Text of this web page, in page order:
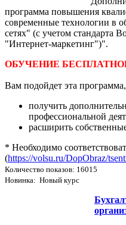
программа повышения
современные технологии в
сетях" (с учетом стандарта
"Интернет-маркетинг")".
ОБУЧЕНИЕ
Вам подойдет эта
получить
профессиональной
расширить
* Необходимо
(https://volsu.ru/DopObraz/
Количество показов: 16015
Новинка: Новый курс